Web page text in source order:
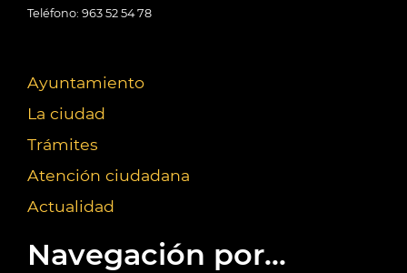
Teléfono: 963 52 54 78
Ayuntamiento
La ciudad
Trámites
Atención ciudadana
Actualidad
Navegación por...